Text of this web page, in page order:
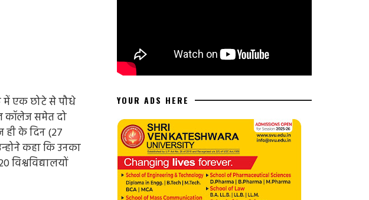
में एक छोटे से पौधे
कॉलेज समेत दो
ही के दिन (27
कहा कि उनका
विश्वविद्यालयों
YOUR ADS HERE